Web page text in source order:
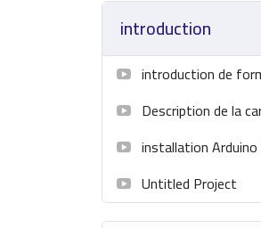
introduction
introduction de
Description de la
installation
Untitled Project